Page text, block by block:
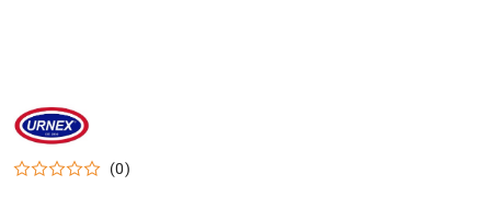
NAZWA
PRODUCENTA:
URNEX
(0)